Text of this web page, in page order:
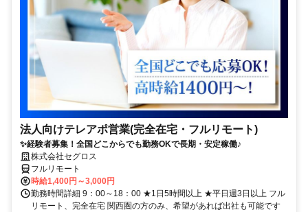
法人向けテレアポ営業(完全在宅・フルリモート)
✨経験者募集！全国どこからでも勤務OKで長期・安定稼働♪
株式会社セグロス
フルリモート
時給1,400円～3,000円
勤務時間詳細 9：00～18：00 ★1日5時間以上 ★平日週3日以上 フル
リモート、完全在宅 関西圏の方のみ、希望があれば出社も可能です